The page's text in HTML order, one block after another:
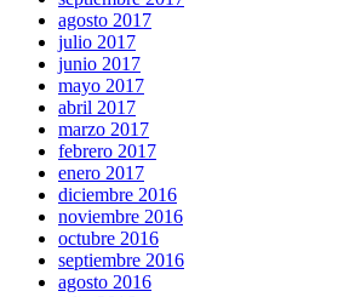
agosto 2017
julio 2017
junio 2017
mayo 2017
abril 2017
marzo 2017
febrero 2017
enero 2017
diciembre 2016
noviembre 2016
octubre 2016
septiembre 2016
agosto 2016